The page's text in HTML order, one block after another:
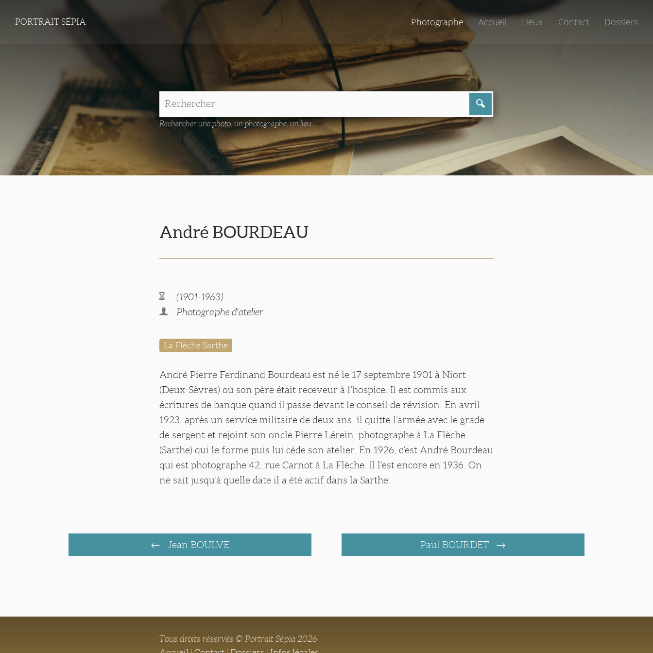
PORTRAIT SÉPIA Photographe Accueil Lieux Contact Dossiers
Rechercher une photo, un photographe, un lieu...
André BOURDEAU
(1901-1963)
Photographe d'atelier
La Flèche Sarthe
André Pierre Ferdinand Bourdeau est né le 17 septembre 1901 à Niort
(Deux-Sèvres) où son père était receveur à l’hospice. Il est commis aux
écritures de banque quand il passe devant le conseil de révision. En avril
1923, après un service militaire de deux ans, il quitte l’armée avec le grade
de sergent et rejoint son oncle Pierre Lérein, photographe à La Flèche
(Sarthe) qui le forme puis lui cède son atelier. En 1926, c’est André Bourdeau
qui est photographe 42, rue Carnot à La Flèche. Il l’est encore en 1936. On
ne sait jusqu’à quelle date il a été actif dans la Sarthe.
Jean BOULVE Paul BOURDET
Tous droits réservés © Portrait Sépia 2026